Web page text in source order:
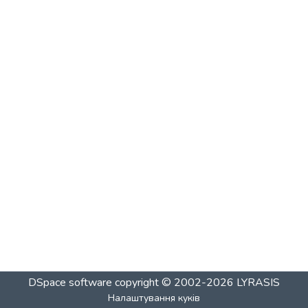
DSpace software copyright © 2002-2026 LYRASIS
Налаштування куків